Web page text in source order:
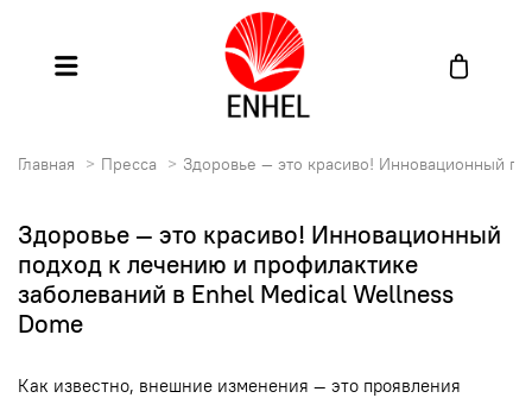
Главная Пресса Здоровье — это красиво! Инновационный
Здоровье — это красиво! Инновационный
подход к лечению и профилактике
заболеваний в Enhel Medical Wellness
Dome
Как известно, внешние изменения — это проявления